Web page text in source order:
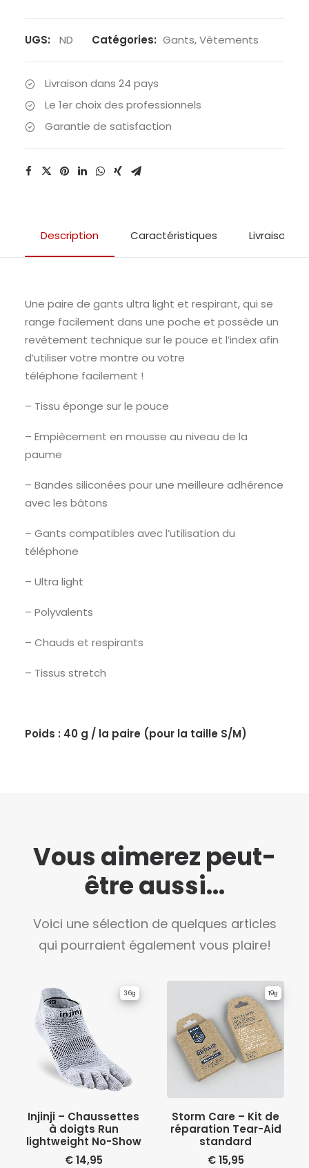
Gants
UGS: ND Catégories: Gants,Vêtements
Livraison dans 24 pays
Le 1er choix des professionnels
Garantie de satisfaction
Description Caractéristiques Livraison &
Une paire de gants ultra light et respirant, qui se
range facilement dans une poche et possède un
revêtement technique sur le pouce et l’index afin
d’utiliser votre montre ou votre
téléphone facilement !
– Tissu éponge sur le pouce
– Empiècement en mousse au niveau de la
paume
– Bandes siliconées pour une meilleure adhérence
avec les bâtons
– Gants compatibles avec l’utilisation du
téléphone
– Ultra light
– Polyvalents
– Chauds et respirants
– Tissus stretch
Poids : 40 g / la paire (pour la taille S/M)
Vous aimerez peut-
être aussi...
Voici une sélection de quelques articles
qui pourraient également vous plaire!
36g
CHOIX DES OPTIONS
Injinji – Chaussettes
à doigts Run
lightweight No-Show
€14,95
19g
AJOUTER AU PANIER
Storm Care – Kit de
réparation Tear-Aid
standard
€15,95